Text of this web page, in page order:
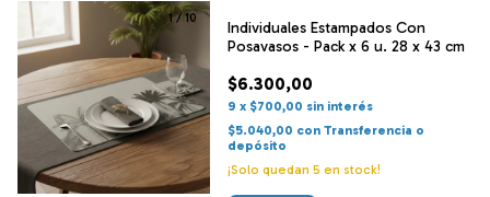
1/10
Individuales Estampados Con
Posavasos - Pack x 6 u. 28 x 43 cm
$6.300,00
9 x $700,00 sin interés
$5.040,00 con Transferencia o
depósito
¡Solo quedan 5 en stock!